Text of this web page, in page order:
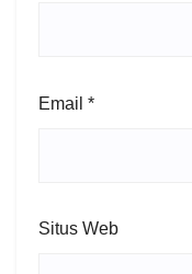
Email *
Situs Web